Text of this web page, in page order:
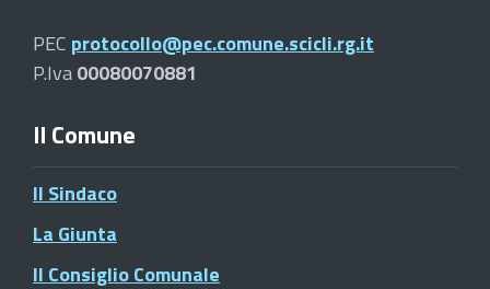
PEC protocollo@pec.comune.scicli.rg.it
P.Iva00080070881
Il Comune
Il Sindaco
La Giunta
Il Consiglio Comunale